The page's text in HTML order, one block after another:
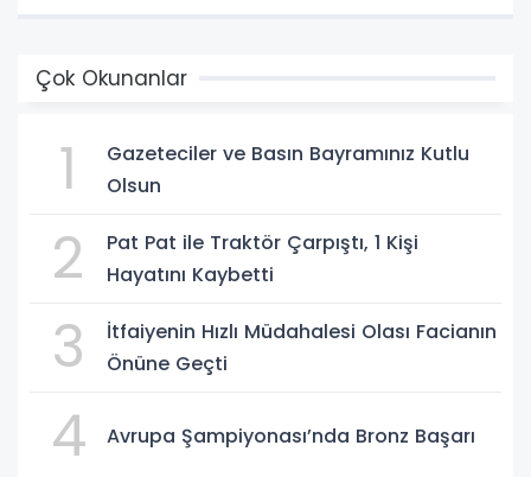
Çok Okunanlar
1
Gazeteciler ve Basın Bayramınız Kutlu
Olsun
2
Pat Pat ile Traktör Çarpıştı, 1 Kişi
Hayatını Kaybetti
3
İtfaiyenin Hızlı Müdahalesi Olası Facianın
Önüne Geçti
4 Avrupa Şampiyonası’nda Bronz Başarı